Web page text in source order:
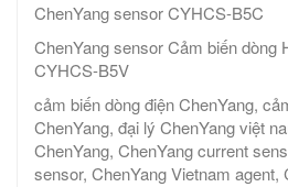
ChenYang sensor CYHCS-B5C
ChenYang sensor Cảm biến dòng
CYHCS-B5V
cảm biến dòng điện ChenYang,
ChenYang, đại lý ChenYang việt
ChenYang, ChenYang current
sensor, ChenYang Vietnam agent,